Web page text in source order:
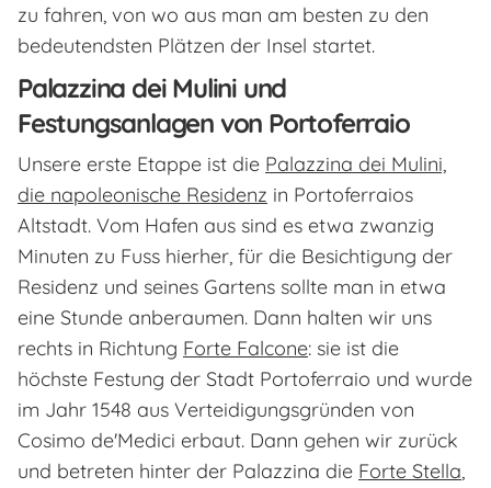
zu fahren, von wo aus man am besten zu den
bedeutendsten Plätzen der Insel startet.
Palazzina dei Mulini und
Festungsanlagen von Portoferraio
Unsere erste Etappe ist die Palazzina dei Mulini,
die napoleonische Residenz in Portoferraios
Altstadt. Vom Hafen aus sind es etwa zwanzig
Minuten zu Fuss hierher, für die Besichtigung der
Residenz und seines Gartens sollte man in etwa
eine Stunde anberaumen. Dann halten wir uns
rechts in Richtung Forte Falcone: sie ist die
höchste Festung der Stadt Portoferraio und wurde
im Jahr 1548 aus Verteidigungsgründen von
Cosimo de'Medici erbaut. Dann gehen wir zurück
und betreten hinter der Palazzina die Forte Stella,